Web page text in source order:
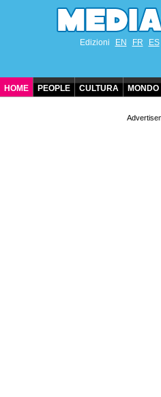
Edizioni EN FR ES
HOME PEOPLE CULTURA MONDO